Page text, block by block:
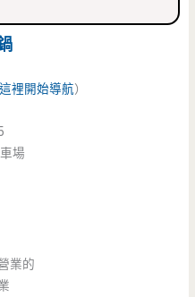
裡開始導航）
場
業的